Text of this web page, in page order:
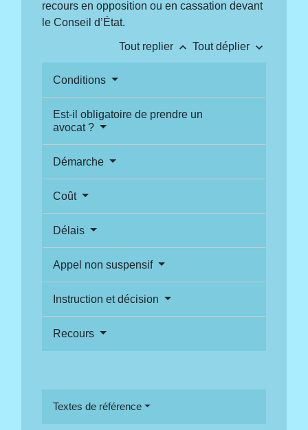
recours en opposition ou en cassation devant
le Conseil d’État.
Tout replier keyboard_arrow_up Tout déplier keyboard_arrow_down
Conditions
Est-il obligatoire de prendre un
avocat ?
Démarche
Coût
Délais
Appel non suspensif
Instruction et décision
Recours
Textes de référence